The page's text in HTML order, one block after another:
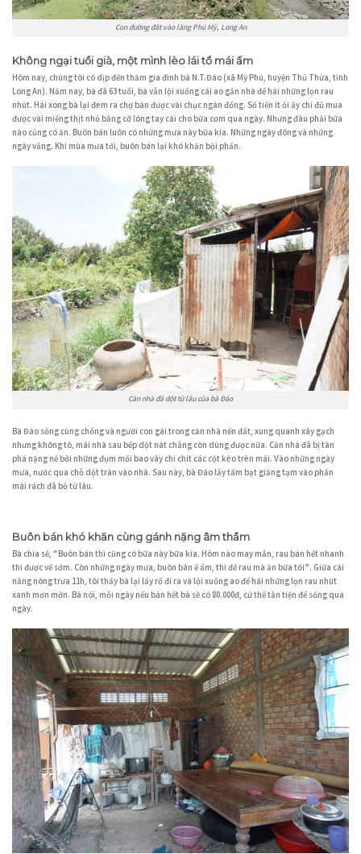
Con đường đất vào làng Phú Mỹ, Long An
Không ngại tuổi già, một mình lèo lái tổ mái ấm
Hôm nay, chúng tôi có dịp đến thăm gia đình bà N.T.Đáo (xã Mỹ Phú, huyện Thủ Thừa, tỉnh
Long An). Năm nay, bà đã 63 tuổi, bà vẫn lội xuống cái ao gần nhà để hái những lọn rau
nhút. Hái xong bà lại đem ra chợ bán được vài chục ngàn đồng. Số tiền ít ỏi ấy chỉ đủ mua
được vài miếng thịt nhỏ bằng cỡ lóng tay cái cho bữa cơm qua ngày. Nhưng đâu phải bữa
nào cũng có ăn. Buôn bán luôn có những mưa này bữa kia. Những ngày đông và những
ngày vắng. Khi mùa mưa tới, buôn bán lại khó khăn bội phần.
Căn nhà đã dột từ lâu của bà Đáo
Bà Đáo sống cùng chồng và người con gái trong căn nhà nền đất, xung quanh xây gạch
nhưng không tô, mái nhà sau bếp dột nát chẳng còn dùng được nữa. Căn nhà đã bị tàn
phá nặng nề bởi những đụm mối bao vây chi chít các cột kèo trên mái. Vào những ngày
mưa, nước qua chỗ dột tràn vào nhà. Sau này, bà Đáo lấy tấm bạt giăng tạm vào phần
mái rách đã bỏ từ lâu.
Buôn bán khó khăn cùng gánh nặng âm thầm
Bà chia sẻ, “Buôn bán thì cũng có bữa này bữa kia. Hôm nào may mắn, rau bán hết nhanh
thì được về sớm. Còn những ngày mưa, buôn bán ế ẩm, thì để rau mà ăn bữa tối”. Giữa cái
nắng nóng trưa 11h, tôi thấy bà lại lấy rổ đi ra và lội xuống ao để hái những lọn rau nhút
xanh mơn mởn. Bà nói, mỗi ngày nếu bán hết bà sẽ có 80.000đ, cứ thế tằn tiện để sống qua
ngày.